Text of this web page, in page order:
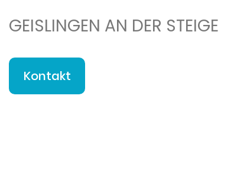
GEISLINGEN AN DER STEIGE
Kontakt